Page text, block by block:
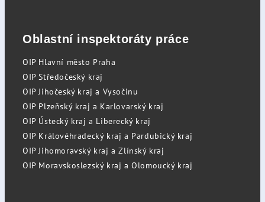
Oblastní inspektoráty práce
OIP Hlavní město Praha
OIP Středočeský kraj
OIP Jihočeský kraj a Vysočinu
OIP Plzeňský kraj a Karlovarský kraj
OIP Ústecký kraj a Liberecký kraj
OIP Královéhradecký kraj a Pardubický kraj
OIP Jihomoravský kraj a Zlínský kraj
OIP Moravskoslezský kraj a Olomoucký kraj